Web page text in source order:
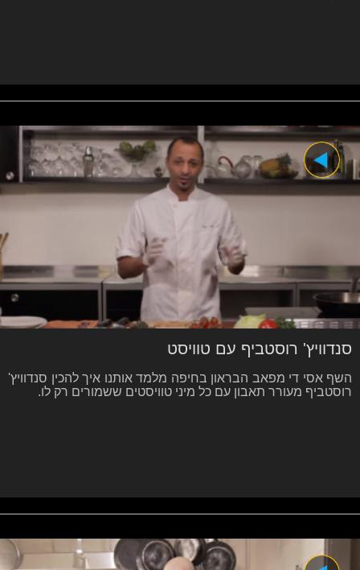
סנדוויץ' רוסטביף עם טוויסט
השף אסי די מפאב הבראון בחיפה מלמד אותנו איך להכין סנדוויץ'
רוסטביף מעורר תאבון עם כל מיני טוויסטים ששמורים רק לו.